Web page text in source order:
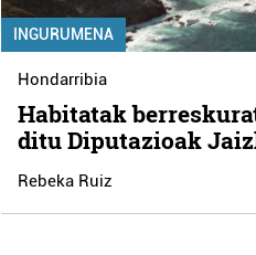
INGURUMENA
Hondarribia
Habitatak
ditu Diputazioak
Rebeka Ruiz